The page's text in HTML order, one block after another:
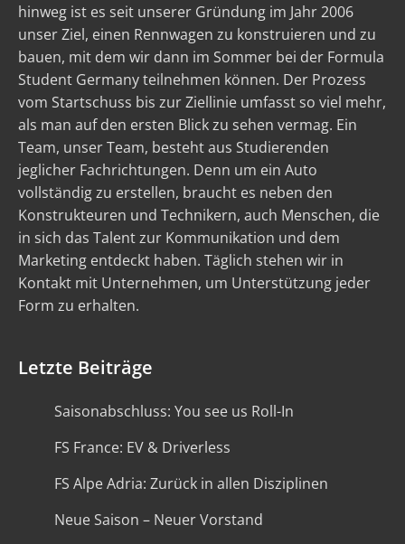
hinweg ist es seit unserer Gründung im Jahr 2006
unser Ziel, einen Rennwagen zu konstruieren und zu
bauen, mit dem wir dann im Sommer bei der Formula
Student Germany teilnehmen können. Der Prozess
vom Startschuss bis zur Ziellinie umfasst so viel mehr,
als man auf den ersten Blick zu sehen vermag. Ein
Team, unser Team, besteht aus Studierenden
jeglicher Fachrichtungen. Denn um ein Auto
vollständig zu erstellen, braucht es neben den
Konstrukteuren und Technikern, auch Menschen, die
in sich das Talent zur Kommunikation und dem
Marketing entdeckt haben. Täglich stehen wir in
Kontakt mit Unternehmen, um Unterstützung jeder
Form zu erhalten.
Letzte Beiträge
Saisonabschluss: You see us Roll-In
FS France: EV & Driverless
FS Alpe Adria: Zurück in allen Disziplinen
Neue Saison – Neuer Vorstand